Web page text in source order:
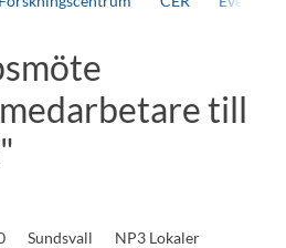
testdata
till
Sundsvall NP3 Lokaler